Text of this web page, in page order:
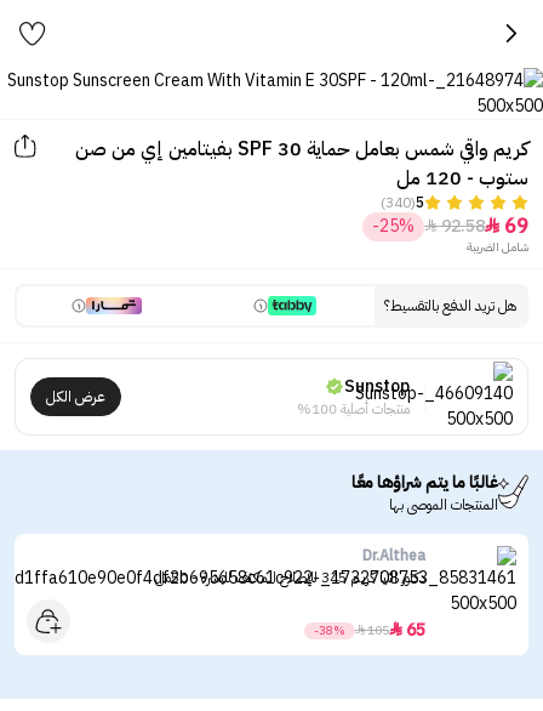
كريم واقي شمس بعامل حماية 30 SPF بفيتامين إي من صن
ستوب - 120 مل
5
(340)
69

92.58

-25%
شامل الضريبة
هل تريد الدفع بالتقسيط؟
Sunstop
منتجات أصلية 100%
عرض الكل
غالبًا ما يتم شراؤها معًا
المنتجات الموصى بها
Dr.Althea
دكتور الثيا كريم 345 للإصلاح المكثف للبشرة - 50مل
65

105

-38%